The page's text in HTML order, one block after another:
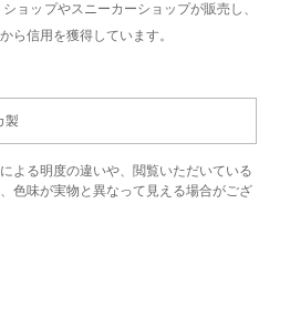
ョップやスニーカーショップが販売し、
ら信用を獲得しています。
製
よる明度の違いや、閲覧いただいている
色味が実物と異なって見える場合がござ